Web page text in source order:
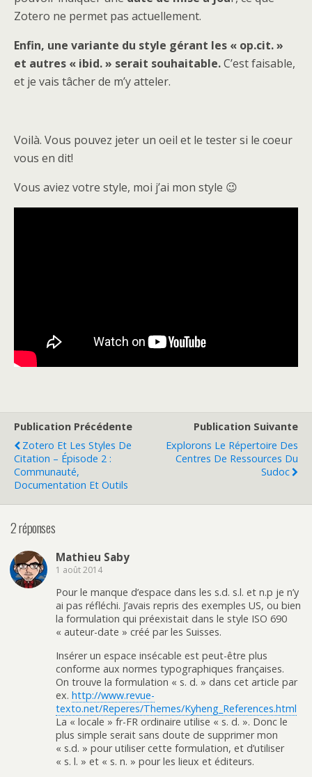
Zotero ne permet pas actuellement.
Enfin, une variante du style gérant les « op.cit. »
et autres « ibid. » serait souhaitable.C’est faisable,
et je vais tâcher de m’y atteler.
Voilà. Vous pouvez jeter un oeil et le tester si le coeur
vous en dit!
Vous aviez votre style, moi j’ai mon style 😉
Publication Précédente
Zotero Et Les Styles De
Citation – Épisode 2 :
Communauté,
Documentation Et Outils
Publication Suivante
Explorons Le Répertoire Des
Centres De Ressources Du
Sudoc
2 réponses
Mathieu Saby
1 août 2014
Pour le manque d’espace dans les s.d. s.l. et n.p je n’y
ai pas réfléchi. J’avais repris des exemples US, ou bien
la formulation qui préexistait dans le style ISO 690
« auteur-date » créé par les Suisses.
Insérer un espace insécable est peut-être plus
conforme aux normes typographiques françaises.
On trouve la formulation « s. d. » dans cet article par
ex. http://www.revue-
texto.net/Reperes/Themes/Kyheng_References.html
La « locale » fr-FR ordinaire utilise « s. d. ». Donc le
plus simple serait sans doute de supprimer mon
« s.d. » pour utiliser cette formulation, et d’utiliser
« s. l. » et « s. n. » pour les lieux et éditeurs.